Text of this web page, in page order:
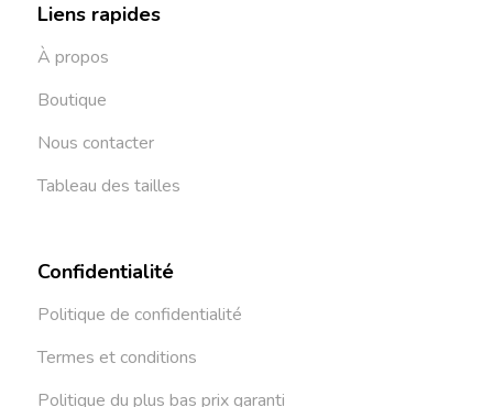
Liens rapides
À propos
Boutique
Nous contacter
Tableau des tailles
Confidentialité
Politique de confidentialité
Termes et conditions
Politique du plus bas prix garanti